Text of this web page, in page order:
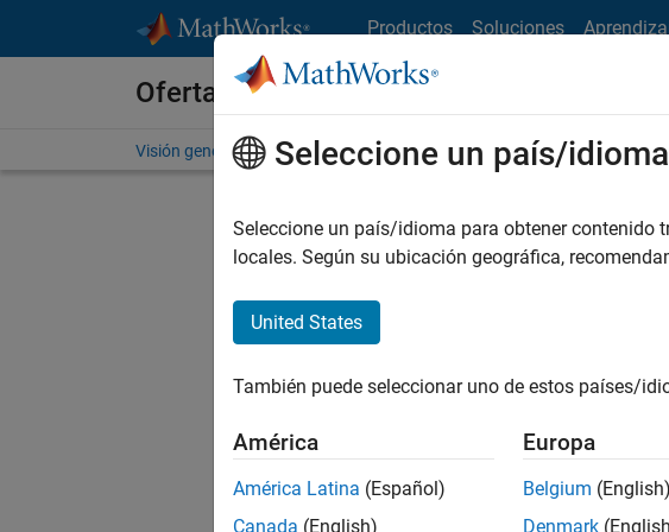
Productos Soluciones
Ofertas de empleo en MathWorks
Visión general Búsqueda de empleo Oficinas locales Estudiantes y
FILTRADO POR
No se han traducido
Seleccione un país/idioma
Seleccione un país/idioma para obtener contenido
locales. Según su ubicación geográfica,
United States
También puede seleccionar uno de estos países/
América
América Latina (Español)
Canada (English)
Europa
Belgium (English)
Denmark